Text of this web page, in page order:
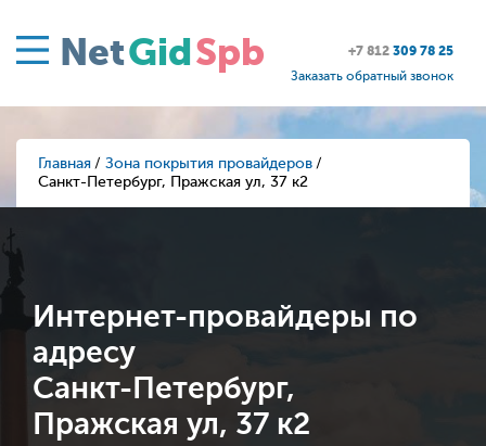
NetGidSpb +7 812 309 78 25
Заказать обратный звонок
Главная
Зона покрытия провайдеров
Санкт-Петербург, Пражская ул, 37 к2
Интернет-провайдеры по
адресу
Санкт-Петербург,
Пражская ул, 37 к2